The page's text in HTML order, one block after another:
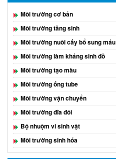
Môi trường cơ bản
Môi trường tăng sinh
Môi trường nuôi cấy bổ sung máu
Môi trường làm kháng sinh đồ
Môi trường tạo màu
Môi trường ống tube
Môi trường vận chuyển
Môi trường đĩa đôi
Bộ nhuộm vi sinh vật
Môi trường sinh hóa